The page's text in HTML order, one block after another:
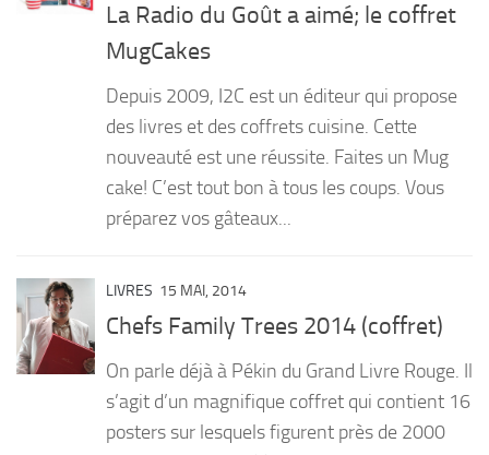
La Radio du Goût a aimé; le coffret
MugCakes
Depuis 2009, I2C est un éditeur qui propose
des livres et des coffrets cuisine. Cette
nouveauté est une réussite. Faites un Mug
cake! C’est tout bon à tous les coups. Vous
préparez vos gâteaux...
LIVRES 15 MAI, 2014
Chefs Family Trees 2014 (coffret)
On parle déjà à Pékin du Grand Livre Rouge. Il
s’agit d’un magnifique coffret qui contient 16
posters sur lesquels figurent près de 2000